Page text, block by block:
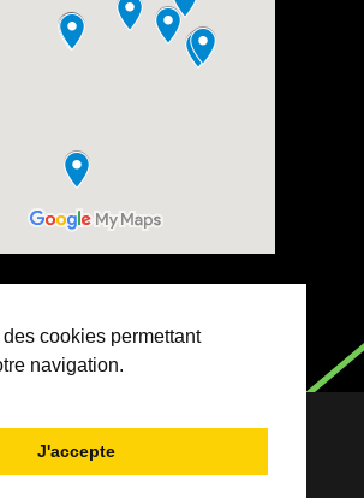
cookies permettant
navigation.
J'accepte
Association Jeunesse et Vie. Tous
Mentions légales